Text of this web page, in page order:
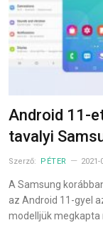
Android 11-
tavalyi
Szerző: PÉTER 2021-
A Samsung
az Android 11-gyel
modelljük megkapta